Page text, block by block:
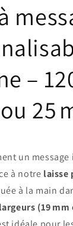
–
25
un
à notre laisse
à la main
(19 mm